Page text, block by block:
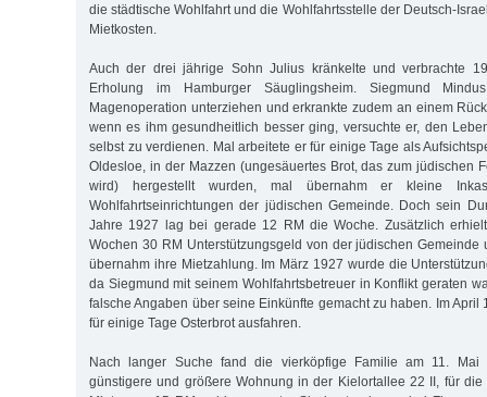
die städtische Wohlfahrt und die Wohlfahrtsstelle der Deutsch-
Mietkosten.
Auch der drei jährige Sohn Julius kränkelte und verbrachte
Erholung im Hamburger Säuglingsheim. Siegmund
Magenoperation unterziehen und erkrankte zudem an einem
wenn es ihm gesundheitlich besser ging, versuchte er, den
selbst zu verdienen. Mal arbeitete er für einige Tage als
Oldesloe, in der Mazzen (ungesäuertes Brot, das zum jüdischen
wird) hergestellt wurden, mal übernahm er kleine
Wohlfahrtseinrichtungen der jüdischen Gemeinde. Doch sein
Jahre 1927 lag bei gerade 12 RM die Woche. Zusätzlich
Wochen 30 RM Unterstützungsgeld von der jüdischen Gemeinde
übernahm ihre Mietzahlung. Im März 1927 wurde die
da Siegmund mit seinem Wohlfahrtsbetreuer in Konflikt geraten
falsche Angaben über seine Einkünfte gemacht zu haben. Im April
für einige Tage Osterbrot ausfahren.
Nach langer Suche fand die vierköpfige Familie am 11.
günstigere und größere Wohnung in der Kielortallee 22 II, für